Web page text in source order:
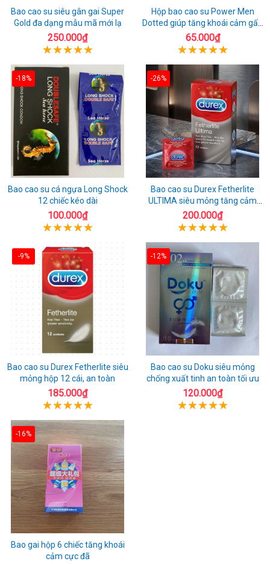
Bao cao su siêu gân gai Super
Gold đa dạng mẫu mã mới lạ
250.000₫
Hộp bao cao su Power Men
Dotted giúp tăng khoái cảm gấp
đôi
65.000₫
-18%
Bao cao su cá ngựa Long Shock
12 chiếc kéo dài
100.000₫
-26%
Bao cao su Durex Fetherlite
ULTIMA siêu mỏng tăng cảm
giác
200.000₫
-9%
Bao cao su Durex Fetherlite siêu
mỏng hộp 12 cái, an toàn
185.000₫
-12%
Bao cao su Doku siêu mỏng
chống xuất tinh an toàn tối ưu
120.000₫
-16%
Bao gai hộp 6 chiếc tăng khoái
cảm cực đã